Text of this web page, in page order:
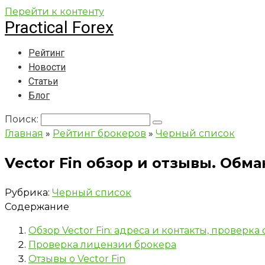
Перейти к контенту
Practical Forex
Рейтинг
Новости
Статьи
Блог
Поиск:
Главная » Рейтинг брокеров » Черный список
Vector Fin обзор и отзывы.
Рубрика: Черный список
Содержание
Обзор Vector Fin: адреса и контакты, проверка
Проверка лицензии брокера
Отзывы о Vector Fin